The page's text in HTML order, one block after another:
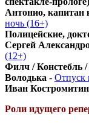
Антонио, капитан
ночь (16+)
Полицейские,
Сергей
(12+)
Филч / Констебль
Володька - Отпуск
Иван Костромитин
Роли идущего